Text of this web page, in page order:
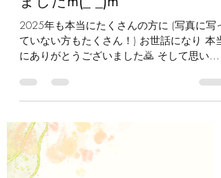
浅野千恵
2025年12月31日
読了時間: 1分
2025年もありがとうござい
にありがとうございました🙇 そして思いが
けず たくさんの方にインスタグラムや
YouTube などで フォローしていただき 心よ
り感謝しております 昔の自分からは考えら